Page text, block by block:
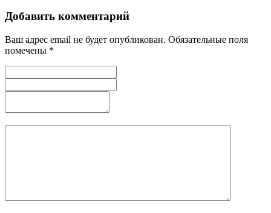
Добавить комментарий
Ваш адрес email не будет опубликован. Обязательные поля
помечены *